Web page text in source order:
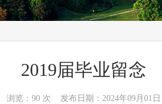
2019届毕业留念
浏览： 90 次 发布日期：2024年09月01日